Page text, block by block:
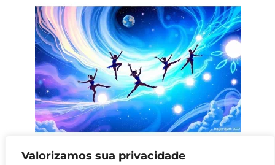
Valorizamos sua privacidade
Filmes de Fantasia sobre Ginástica